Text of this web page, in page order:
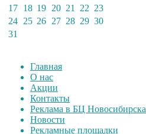
17 18 19 20 21 22 23
24 25 26 27 28 29 30
31
Главная
О нас
Акции
Контакты
Реклама в БЦ Новосибирска
Новости
Рекламные площадки